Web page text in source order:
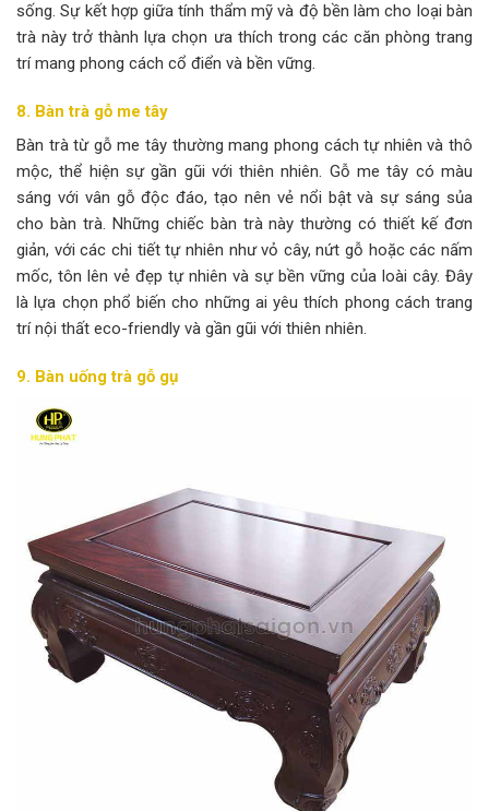
sống. Sự kết hợp giữa tính thẩm mỹ và độ bền làm cho loại bàn
trà này trở thành lựa chọn ưa thích trong các căn phòng trang
trí mang phong cách cổ điển và bền vững.
8. Bàn trà gỗ me tây
Bàn trà từ gỗ me tây thường mang phong cách tự nhiên và thô
mộc, thể hiện sự gần gũi với thiên nhiên. Gỗ me tây có màu
sáng với vân gỗ độc đáo, tạo nên vẻ nổi bật và sự sáng sủa
cho bàn trà. Những chiếc bàn trà này thường có thiết kế đơn
giản, với các chi tiết tự nhiên như vỏ cây, nứt gỗ hoặc các nấm
mốc, tôn lên vẻ đẹp tự nhiên và sự bền vững của loài cây. Đây
là lựa chọn phổ biến cho những ai yêu thích phong cách trang
trí nội thất eco-friendly và gần gũi với thiên nhiên.
9. Bàn uống trà gỗ gụ